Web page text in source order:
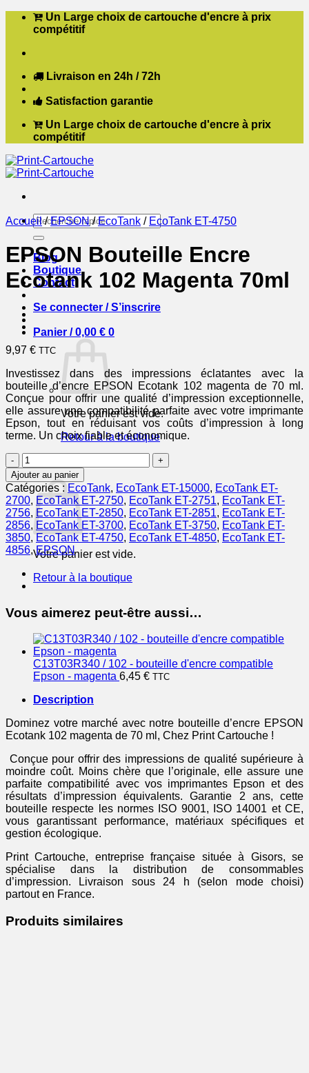
Passer Un Large choix de cartouche d'encre à prix
compétitif
Livraison en 24h / 72h
Satisfaction garantie
Un Large choix de cartouche d'encre à prix
compétitif
Recherche
pour :
Blog
Boutique
Contact
Se connecter / S’inscrire
Panier /0,00 € 0
Votre panier est vide.
Retour à la boutique
Panier
Votre panier est vide.
Retour à la boutique
Accueil / EPSON / EcoTank / EcoTank ET-4750
EPSON Bouteille Encre
Ecotank 102 Magenta 70ml
9,97 € TTC
Investissez dans des impressions éclatantes avec la
bouteille d’encre EPSON Ecotank 102 magenta de 70 ml.
Conçue pour offrir une qualité d’impression exceptionnelle,
elle assure une compatibilité parfaite avec votre imprimante
Epson, tout en réduisant vos coûts d’impression à long
terme. Un choix fiable et économique.
quantité
de
EPSON
Bouteille
Encre
Ecotank
102
Magenta
70ml
Ajouter au panier
Catégories : EcoTank, EcoTank ET-15000, EcoTank ET-
2700, EcoTank ET-2750, EcoTank ET-2751, EcoTank ET-
2756, EcoTank ET-2850, EcoTank ET-2851, EcoTank ET-
2856, EcoTank ET-3700, EcoTank ET-3750, EcoTank ET-
3850,EcoTank ET-4750, EcoTank ET-4850, EcoTank ET-
4856,EPSON
Vous aimerez peut-être aussi…
C13T03R340 / 102 - bouteille d'encre compatible
Epson - magenta 6,45 € TTC
Description
Dominez votre marché avec notre bouteille d’encre EPSON
Ecotank 102 magenta de 70 ml, Chez Print Cartouche !
Conçue pour offrir des impressions de qualité supérieure à
moindre coût. Moins chère que l’originale, elle assure une
parfaite compatibilité avec vos imprimantes Epson et des
résultats d’impression équivalents. Garantie 2 ans, cette
bouteille respecte les normes ISO 9001, ISO 14001 et CE,
vous garantissant performance, matériaux spécifiques et
gestion écologique.
Print Cartouche, entreprise française située à Gisors, se
spécialise dans la distribution de consommables
d’impression. Livraison sous 24 h (selon mode choisi)
partout en France.
Produits similaires